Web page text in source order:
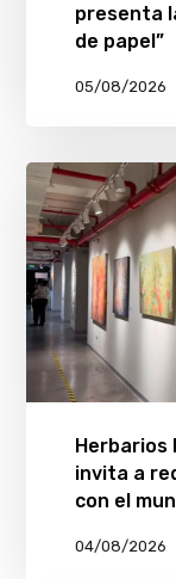
presenta
de papel”
05/08/2026
Herbarios
invita a
con el
04/08/2026